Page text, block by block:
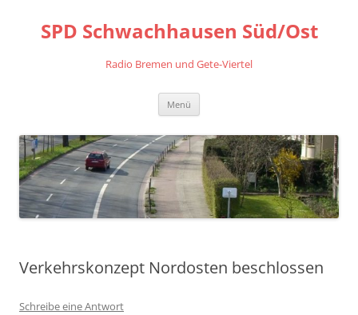
springen
SPD Schwachhausen Süd/Ost
Radio Bremen und Gete-Viertel
Menü
Verkehrskonzept Nordosten beschlossen
Schreibe eine Antwort